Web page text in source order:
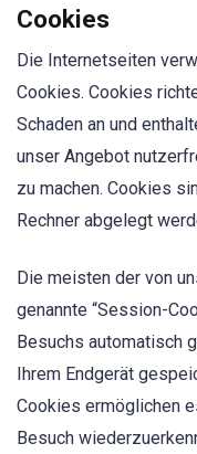
Cookies
Die Internetseiten
Cookies. Cookies
Schaden an und
unser Angebot
zu machen. Cookies
Rechner abgelegt
Die meisten der von
genannte “Session-
Besuchs automatisch
Ihrem Endgerät
Cookies ermöglichen
Besuch